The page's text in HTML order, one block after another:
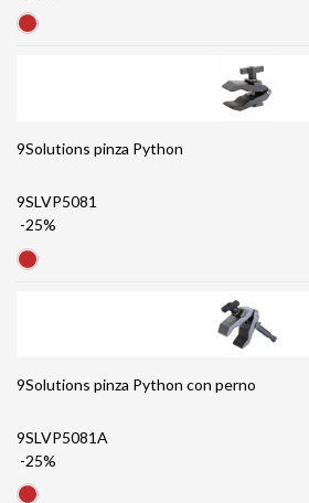
9Solutions pinza Python
9SLVP5081
-25%
9Solutions pinza Python con perno
9SLVP5081A
-25%